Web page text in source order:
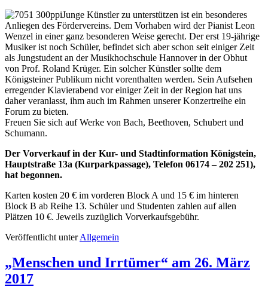
Junge Künstler zu unterstützen ist ein besonderes
Anliegen des Fördervereins. Dem Vorhaben wird der Pianist Leon
Wenzel in einer ganz besonderen Weise gerecht. Der erst 19-jährige
Musiker ist noch Schüler, befindet sich aber schon seit einiger Zeit
als Jungstudent an der Musikhochschule Hannover in der Obhut
von Prof. Roland Krüger. Ein solcher Künstler sollte dem
Königsteiner Publikum nicht vorenthalten werden. Sein Aufsehen
erregender Klavierabend vor einiger Zeit in der Region hat uns
daher veranlasst, ihm auch im Rahmen unserer Konzertreihe ein
Forum zu bieten.
Freuen Sie sich auf Werke von Bach, Beethoven, Schubert und
Schumann.
Der Vorverkauf in der Kur- und Stadtinformation Königstein,
Hauptstraße 13a (Kurparkpassage), Telefon 06174 – 202 251),
hat begonnen.
Karten kosten 20 € im vorderen Block A und 15 € im hinteren
Block B ab Reihe 13. Schüler und Studenten zahlen auf allen
Plätzen 10 €. Jeweils zuzüglich Vorverkaufsgebühr.
Veröffentlicht unter Allgemein
„Menschen und Irrtümer“ am 26. März
2017